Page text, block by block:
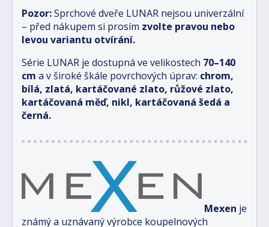
Pozor:Sprchové dveře LUNAR nejsou univerzální
– před nákupem si prosím zvolte pravou nebo
levou variantu otvírání.
Série LUNAR je dostupná ve velikostech 70–140
cm a v široké škále povrchových úprav: chrom,
bílá, zlatá, kartáčované zlato, růžové zlato,
kartáčovaná měď, nikl, kartáčovaná šedá a
černá.
Mexen je
známý a uznávaný výrobce koupelnových